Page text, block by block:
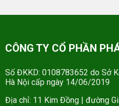
CÔNG TY CỔ PHẦN
Số ĐKKD: 0108783652 do Sở
Hà Nội cấp ngày 14/06/2019
Địa chỉ: 11 Kim Đồng | đường